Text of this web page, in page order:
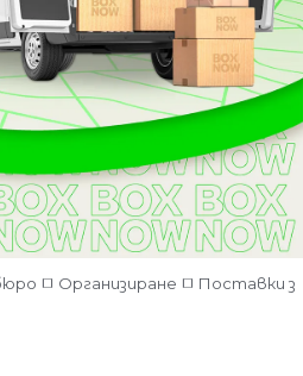
Организиране Поставки